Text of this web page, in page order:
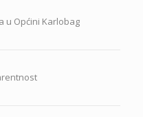
u Općini Karlobag